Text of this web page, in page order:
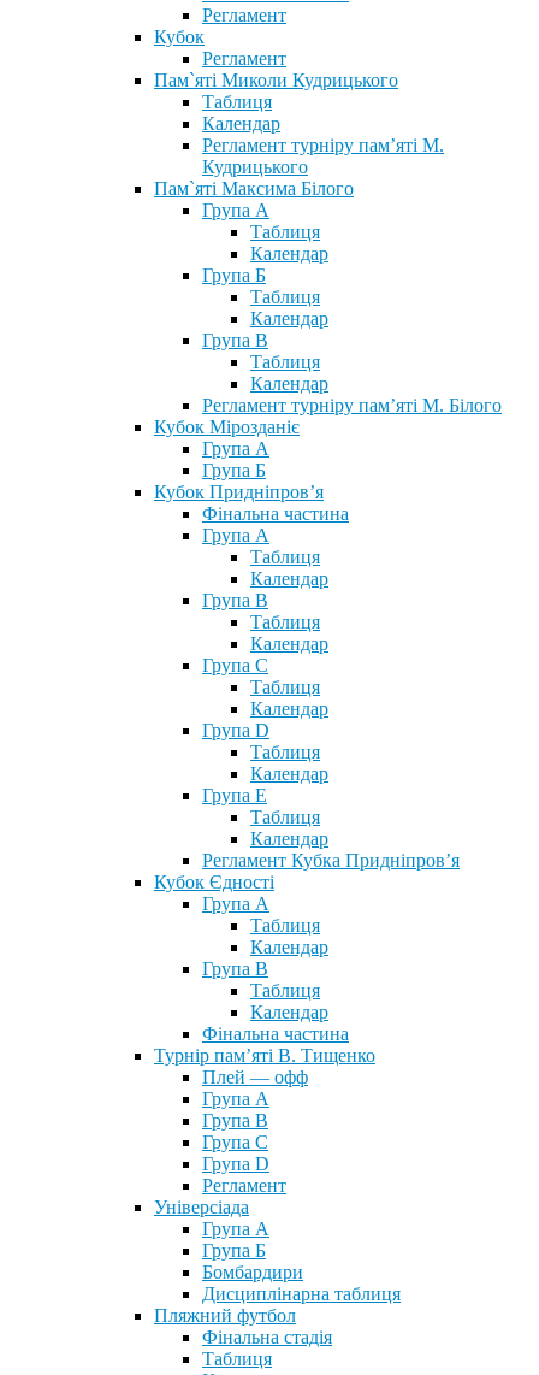
Регламент
Кубок
Регламент
Пам`яті Миколи Кудрицького
Таблиця
Календар
Регламент турніру пам’яті М.
Кудрицького
Пам`яті Максима Білого
Група А
Таблиця
Календар
Група Б
Таблиця
Календар
Група В
Таблиця
Календар
Регламент турніру пам’яті М. Білого
Кубок Мірозданіє
Група А
Група Б
Кубок Придніпров’я
Фінальна частина
Група А
Таблиця
Календар
Група В
Таблиця
Календар
Група С
Таблиця
Календар
Група D
Таблиця
Календар
Група Е
Таблиця
Календар
Регламент Кубка Придніпров’я
Кубок Єдності
Група А
Таблиця
Календар
Група В
Таблиця
Календар
Фінальна частина
Турнір пам’яті В. Тищенко
Плей — офф
Група А
Група B
Група С
Група D
Регламент
Універсіада
Група А
Група Б
Бомбардири
Дисциплінарна таблиця
Пляжний футбол
Фінальна стадія
Таблиця